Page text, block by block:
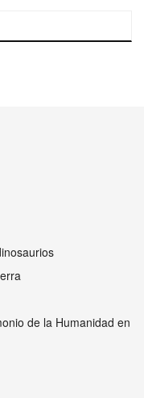
de la Humanidad en